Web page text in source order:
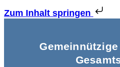
Zum Inhalt springen